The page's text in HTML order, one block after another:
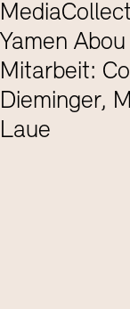
Yamen
Mitarbeit:
Dieminger,
Laue